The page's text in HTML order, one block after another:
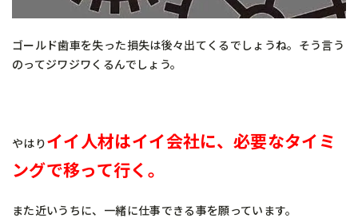
ゴールド歯車を失った損失は後々出てくるでしょうね。そう言う
のってジワジワくるんでしょう。
やはりイイ人材はイイ会社に、 必要なタイミ
ングで移って行く。
また近いうちに、一緒に仕事できる事を願っています。